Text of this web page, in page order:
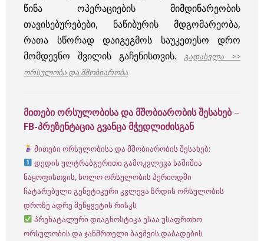
წინა ოპერაციების მიმდინარეობის
თავისებურებები, ნაწიბურის მდგომარეობა,
რათა სწორად დაიგეგმოს საუკეთესო დრო
მომდევნო შვილის გაჩენისთვის.
გადასვლა >>
ორსულობა და მშობიარობა
მითები ორსულობისა და მშობიარობის შესახებ–
FB-პრეზენტაცია გვანცა მჭედლიძისგან
მითები ორსულობისა და მშობიარობის შესახებ:
დედის ულტრაბგერითი გამოკვლევა საშიშია
ნაყოფისთვის, ხოლო ორსულობის პერიოდში
ჩატარებული გენეტიკური კვლევა ზრდის ორსულობის
დროზე ადრე შეწყვეტის რისკს
პრენატალური დიაგნოსტიკა ესაა უსაფრთხო
ორსულობის და ჯანმრთელი ბავშვის დაბადების